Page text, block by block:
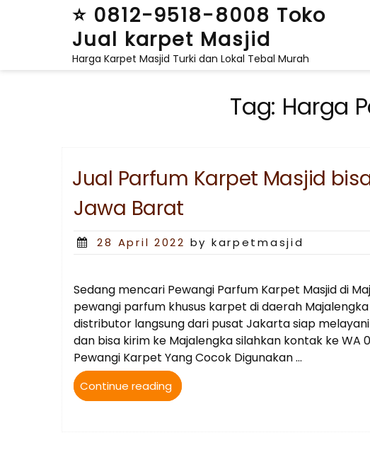
⭐ 0812-9518-8008 Toko
Jual karpet Masjid
Harga Karpet Masjid Turki dan Lokal Tebal Murah
Tag: Harga
Jual Parfum Karpet Masjid
Jawa Barat
Posted
28 April 2022 by karpetmasjid
Sedang mencari Pewangi Parfum Karpet Masjid di
pewangi parfum khusus karpet di daerah
distributor langsung dari pusat Jakarta siap
dan bisa kirim ke Majalengka silahkan kontak ke WA
Pewangi Karpet Yang Cocok Digunakan …
Continue reading“Jual
Parfum